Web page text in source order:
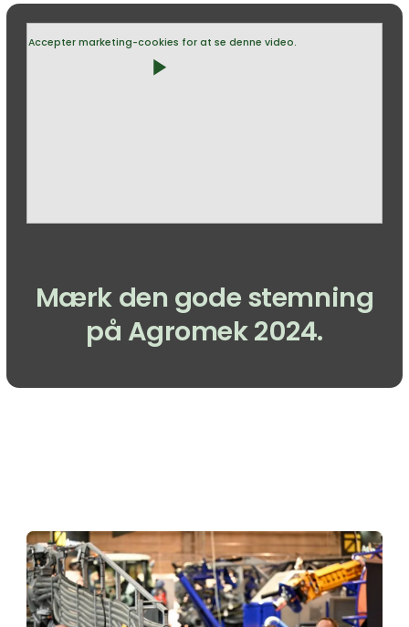
Accepter marketing-cookies for at se denne video.
play_arrow
Mærk den gode stemning
på Agromek 2024.